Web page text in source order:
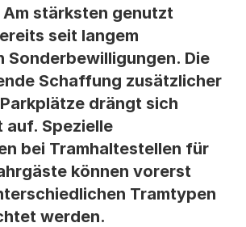
stärksten genutzt
seit langem
Sonderbewilligungen. Die
Schaffung zusätzlicher
drängt sich
auf. Spezielle
bei Tramhaltestellen für
können vorerst
Tramtypen
werden.